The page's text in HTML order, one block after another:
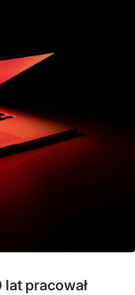
pracował